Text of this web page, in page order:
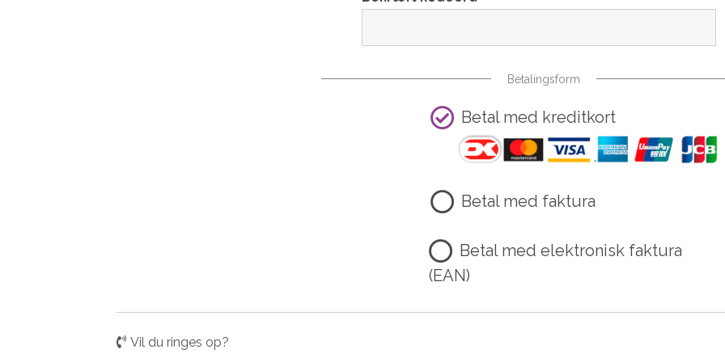
Betalingsform
Betal med kreditkort
Betal med faktura
Betal med elektronisk faktura
(EAN)
Vil du ringes op?